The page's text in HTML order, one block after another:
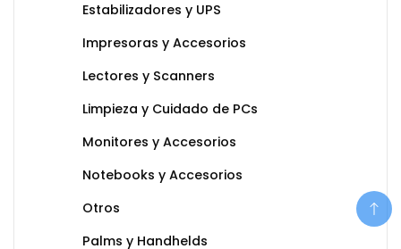
Estabilizadores y UPS
Impresoras y Accesorios
Lectores y Scanners
Limpieza y Cuidado de PCs
Monitores y Accesorios
Notebooks y Accesorios
Otros
Palms y Handhelds